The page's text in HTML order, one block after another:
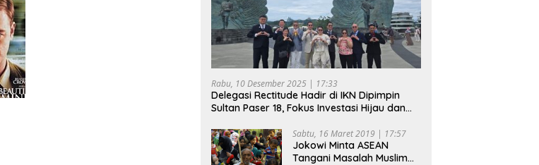
Rabu, 10 Desember 2025 | 17:33
Delegasi Rectitude Hadir di IKN Dipimpin
Sultan Paser 18, Fokus Investasi Hijau dan
Sabtu, 16 Maret 2019 | 17:57
Jokowi Minta ASEAN
Tangani Masalah Muslim